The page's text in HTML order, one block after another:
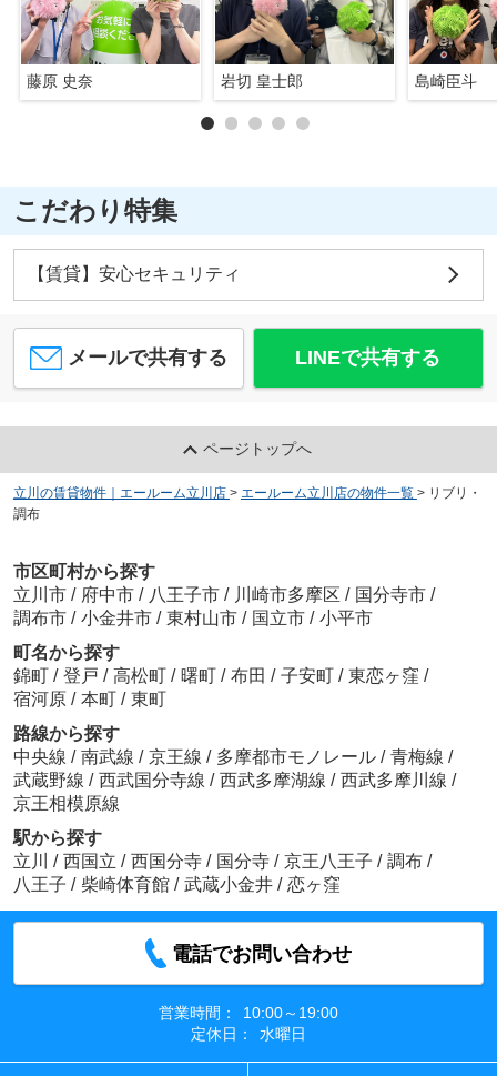
藤原 史奈 岩切 皇士郎 島崎臣斗
こだわり特集
【賃貸】安心セキュリティ
メールで共有する LINEで共有する
ページトップへ
立川の賃貸物件｜エールーム立川店 > エールーム立川店の物件一覧 > リブリ・
調布
市区町村から探す
立川市 / 府中市 / 八王子市 / 川崎市多摩区 / 国分寺市 /
調布市 / 小金井市 / 東村山市 / 国立市 / 小平市
町名から探す
錦町 / 登戸 / 高松町 / 曙町 / 布田 / 子安町 / 東恋ヶ窪 /
宿河原 / 本町 / 東町
路線から探す
中央線 / 南武線 / 京王線 / 多摩都市モノレール / 青梅線 /
武蔵野線 / 西武国分寺線 / 西武多摩湖線 / 西武多摩川線 /
京王相模原線
駅から探す
立川
/ 西国立 / 西国分寺 / 国分寺 / 京王八王子 / 調布 /
八王子 / 柴崎体育館 / 武蔵小金井 / 恋ヶ窪
電話でお問い合わせ
営業時間：
10:00～19:00
定休日：
水曜日